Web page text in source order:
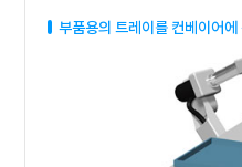
부품용의 트레이를 컨베이어